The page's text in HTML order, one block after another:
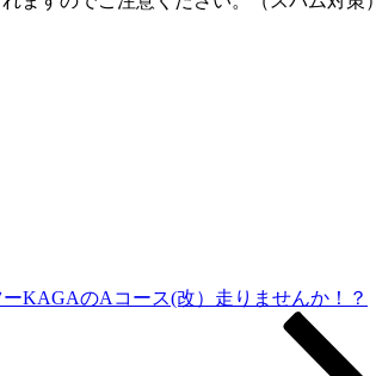
KAGAのAコース(改）走りませんか！？